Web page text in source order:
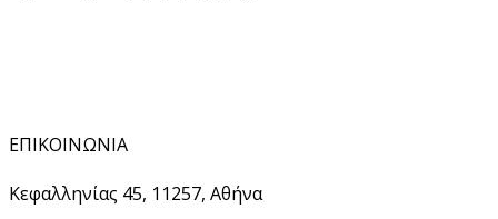
ΕΠΙΚΟΙΝΩΝΙΑ
Κεφαλληνίας 45, 11257, Αθήνα